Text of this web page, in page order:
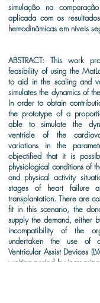
simulação na
aplicada com os
hemodinâmicas em níveis
ABSTRACT: This work
feasibility of using the
to aid in the scaling and
simulates the dynamics of
In order to obtain
the prototype of a
able to simulate the
ventricle of the
variations in the
objectified that it is
physiological conditions of
and physical activity
stages of heart failure
transplantation. There are
fit in this scenario, the
supply the demand, either
incompatibility of the
undertaken the use of
Ventricular Assist Devices
waiting period by